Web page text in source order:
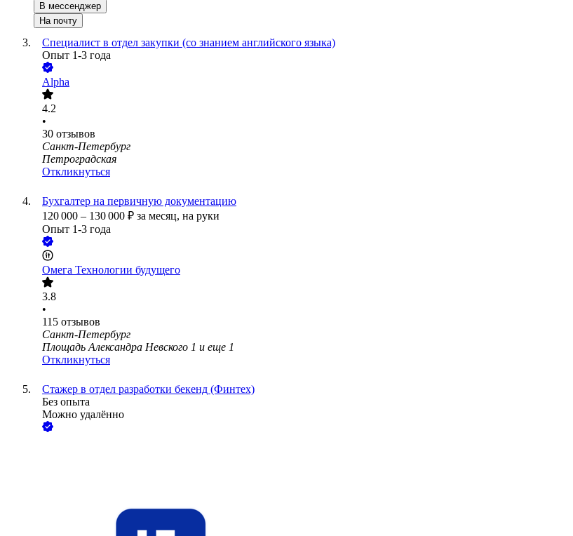
В мессенджер
На почту
Специалист в отдел закупки (со знанием английского языка)
Опыт 1-3 года
Alpha
4.2
•
30 отзывов
Санкт-Петербург
Петроградская
Откликнуться
Бухгалтер на первичную документацию
120 000 – 130 000 ₽ за месяц, на руки
Опыт 1-3 года
Омега Технологии будущего
3.8
•
115 отзывов
Санкт-Петербург
Площадь Александра Невского 1 и еще 1
Откликнуться
Стажер в отдел разработки бекенд (Финтех)
Без опыта
Можно удалённо